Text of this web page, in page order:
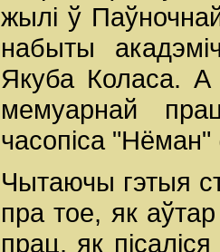
жылі ў
набыты
Якуба Коласа.
мемуарнай
часопіса
Чытаючы гэтыя
пра тое, як
прац, як